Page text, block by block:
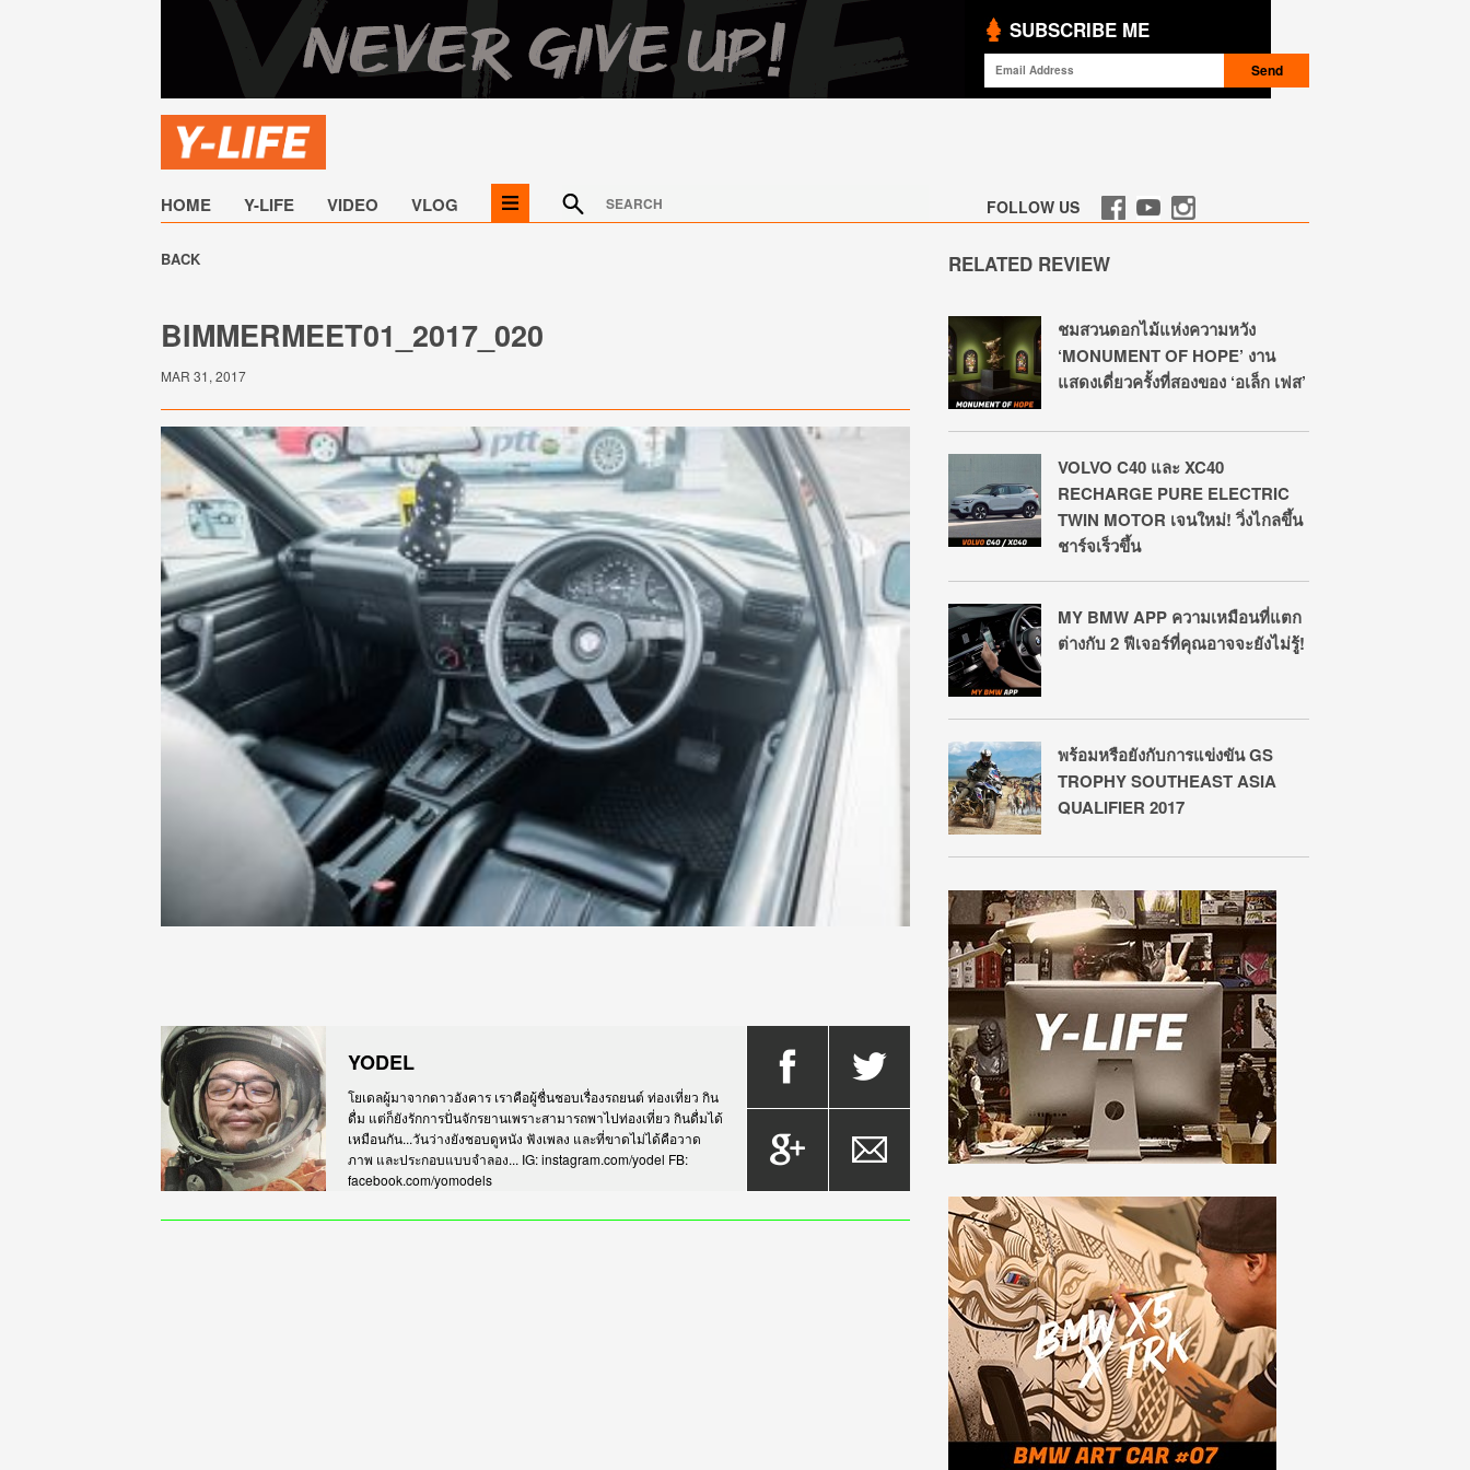
SUBSCRIBE ME
HOME Y-LIFE VIDEO VLOG FOLLOW US
BACK
BIMMERMEET01_2017_020
MAR 31, 2017
YODEL
โยเดลผู้มาจากดาวอังคาร เราคือผู้ชื่นชอบเรื่องรถยนต์ ท่องเที่ยว กิน
ดื่ม แต่ก็ยังรักการปั่นจักรยานเพราะสามารถพาไปท่องเที่ยว กินดื่มได้
เหมือนกัน...วันว่างยังชอบดูหนัง ฟังเพลง และที่ขาดไม่ได้คือวาด
ภาพ และประกอบแบบจำลอง... IG: instagram.com/yodel FB:
facebook.com/yomodels
RELATED REVIEW
ชมสวนดอกไม้แห่งความหวัง
‘MONUMENT OF HOPE’ งาน
แสดงเดี่ยวครั้งที่สองของ ‘อเล็ก เฟส’
VOLVO C40 และ XC40
RECHARGE PURE ELECTRIC
TWIN MOTOR เจนใหม่! วิ่งไกลขึ้น
ชาร์จเร็วขึ้น
MY BMW APP ความเหมือนที่แตก
ต่างกับ 2 ฟีเจอร์ที่คุณอาจจะยังไม่รู้!
พร้อมหรือยังกับการแข่งขัน GS
TROPHY SOUTHEAST ASIA
QUALIFIER 2017